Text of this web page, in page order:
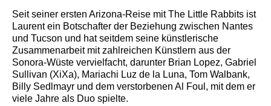
Seit seiner ersten Arizona-Reise mit The Little Rabbits ist
Laurent ein Botschafter der Beziehung zwischen Nantes
und Tucson und hat seitdem seine künstlerische
Zusammenarbeit mit zahlreichen Künstlern aus der
Sonora-Wüste vervielfacht, darunter Brian Lopez, Gabriel
Sullivan (XiXa), Mariachi Luz de la Luna, Tom Walbank,
Billy Sedlmayr und dem verstorbenen Al Foul, mit dem er
viele Jahre als Duo spielte.